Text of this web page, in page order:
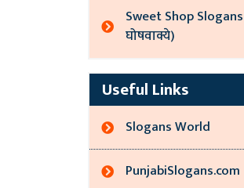
Sweet Shop
घोषवाक्ये)
Useful Links
Slogans World
PunjabiSlogans.com